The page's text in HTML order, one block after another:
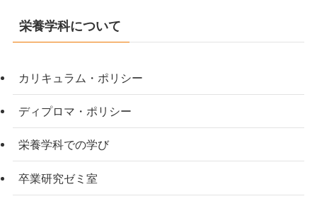
栄養学科について
カリキュラム・ポリシー
ディプロマ・ポリシー
栄養学科での学び
卒業研究ゼミ室